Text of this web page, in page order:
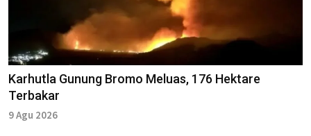
Karhutla Gunung Bromo Meluas, 176 Hektare
Terbakar
9 Agu 2026